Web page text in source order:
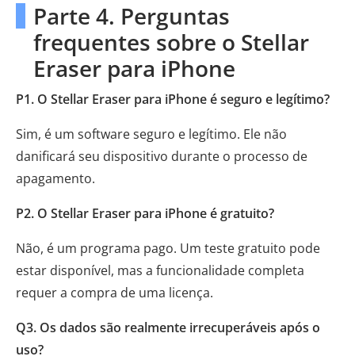
Parte 4. Perguntas
frequentes sobre o Stellar
Eraser para iPhone
P1. O Stellar Eraser para iPhone é seguro e legítimo?
Sim, é um software seguro e legítimo. Ele não
danificará seu dispositivo durante o processo de
apagamento.
P2. O Stellar Eraser para iPhone é gratuito?
Não, é um programa pago. Um teste gratuito pode
estar disponível, mas a funcionalidade completa
requer a compra de uma licença.
Q3. Os dados são realmente irrecuperáveis ​​após o
uso?